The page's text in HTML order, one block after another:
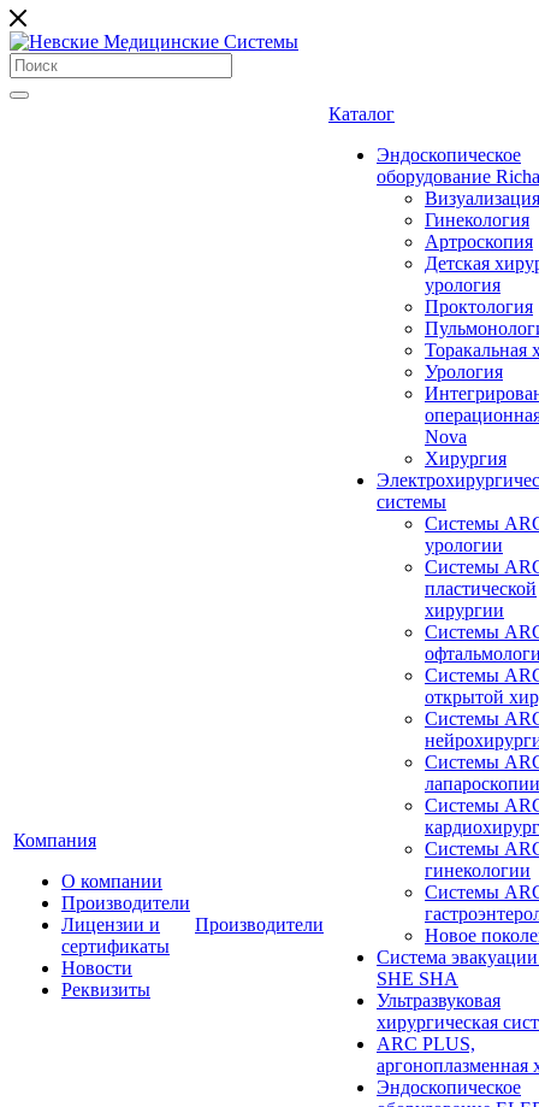
Компания
О компании
Производители
Лицензии и
сертификаты
Новости
Реквизиты
Производители
Каталог
Эндоскопическое
оборудование
Визуализация
Гинекология
Артроскопия
Детская
урология
Проктология
Торакальная
Урология
Nova
Хирургия
системы
Системы
урологии
Системы
пластической
хирургии
Системы
Системы
открытой
Системы
Системы
лапароскопии
Системы
Системы
гинекологии
Системы
Новое
Система
SHE SHA
Ультразвуковая
хирургическая
ARC PLUS,
аргоноплазменная
Эндоскопическое